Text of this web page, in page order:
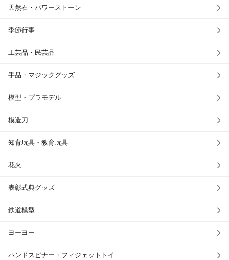
天然石・パワーストーン
季節行事
工芸品・民芸品
手品・マジックグッズ
模型・プラモデル
模造刀
知育玩具・教育玩具
花火
表彰式典グッズ
鉄道模型
ヨーヨー
ハンドスピナー・フィジェットトイ